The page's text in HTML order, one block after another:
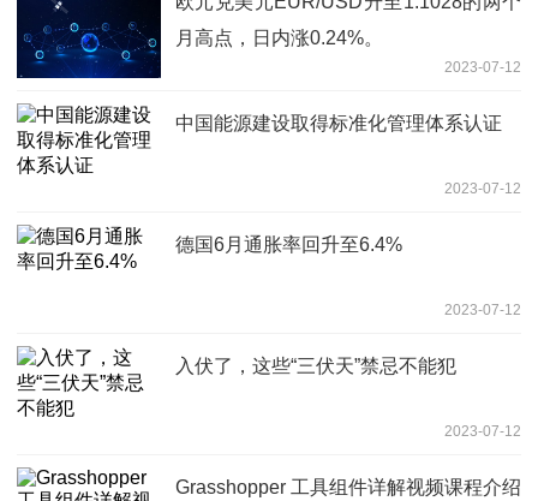
月高点，日内涨0.24%。
2023-07-12
中国能源建设取得标准化管理体系认证
2023-07-12
德国6月通胀率回升至6.4%
2023-07-12
入伏了，这些“三伏天”禁忌不能犯
2023-07-12
Grasshopper 工具组件详解视频课程介绍